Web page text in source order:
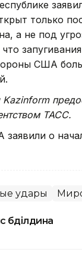
только
а не под
США
ТАСС.
заявили о
удары
Әбділдина